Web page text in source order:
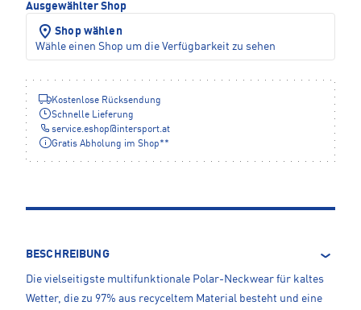
Ausgewählter Shop
Shop wählen
Wähle einen Shop um die Verfügbarkeit zu sehen
Kostenlose Rücksendung
Schnelle Lieferung
service.eshop@intersport.at
Gratis Abholung im Shop**
BESCHREIBUNG
Die vielseitigste multifunktionale Polar-Neckwear für kaltes
Wetter, die zu 97% aus recyceltem Material besteht und eine